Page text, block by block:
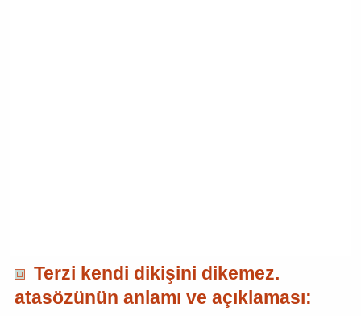
Terzi kendi dikişini dikemez.
atasözünün anlamı ve açıklaması: